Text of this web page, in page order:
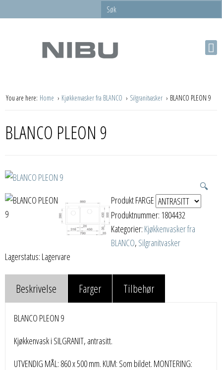
You are here: Home Kjøkkenvasker fra BLANCO Silgranitvasker BLANCO PLEON 9
BLANCO PLEON 9
🔍
Produkt FARGE
Produktnummer: 1804432
Kategorier: Kjøkkenvasker fra
BLANCO, Silgranitvasker
Lagerstatus: Lagervare
Beskrivelse Farger Tilbehør
BLANCO PLEON 9
Kjøkkenvask i SILGRANIT, antrasitt.
UTVENDIG MÅL: 860 x 500 mm. KUM: Som bildet. MONTERING: